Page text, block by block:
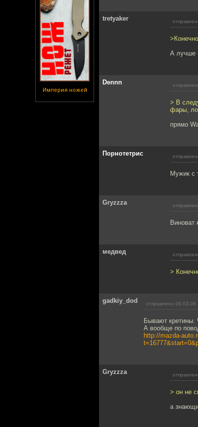
Империя ножей
tretyaker
А лучше
Dennn
> В
фары,
прямо
Порнотетрис
Мужик с
Gryzzza
Виноват
медвед
>
gadkiy_dod отправлено 06.03.08
Бывают кретины.
А вообще по
http://mazda-
Gryzzza
> он не
а